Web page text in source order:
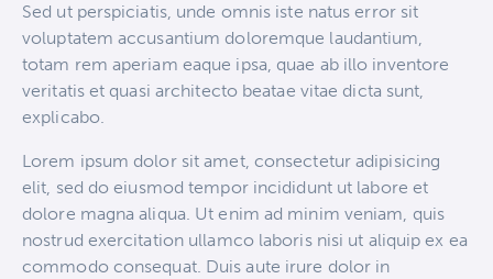
Sed ut perspiciatis, unde omnis iste natus error sit
voluptatem accusantium doloremque laudantium,
totam rem aperiam eaque ipsa, quae ab illo inventore
veritatis et quasi architecto beatae vitae dicta sunt,
explicabo.
Lorem ipsum dolor sit amet, consectetur adipisicing
elit, sed do eiusmod tempor incididunt ut labore et
dolore magna aliqua. Ut enim ad minim veniam, quis
nostrud exercitation ullamco laboris nisi ut aliquip ex ea
commodo consequat. Duis aute irure dolor in